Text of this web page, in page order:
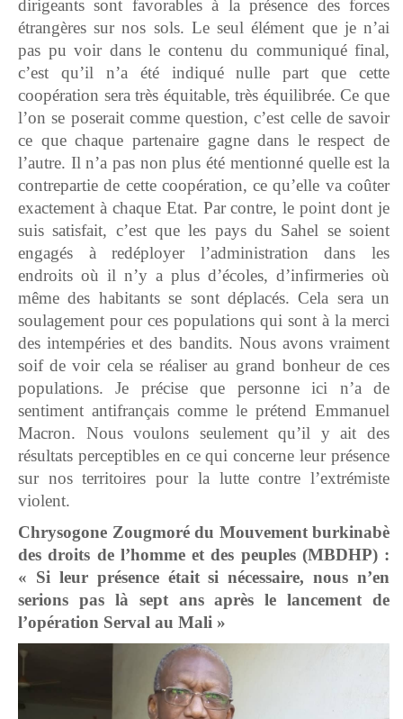
dirigeants sont favorables à la présence des forces
étrangères sur nos sols. Le seul élément que je n’ai
pas pu voir dans le contenu du communiqué final,
c’est qu’il n’a été indiqué nulle part que cette
coopération sera très équitable, très équilibrée. Ce que
l’on se poserait comme question, c’est celle de savoir
ce que chaque partenaire gagne dans le respect de
l’autre. Il n’a pas non plus été mentionné quelle est la
contrepartie de cette coopération, ce qu’elle va coûter
exactement à chaque Etat. Par contre, le point dont je
suis satisfait, c’est que les pays du Sahel se soient
engagés à redéployer l’administration dans les
endroits où il n’y a plus d’écoles, d’infirmeries où
même des habitants se sont déplacés. Cela sera un
soulagement pour ces populations qui sont à la merci
des intempéries et des bandits. Nous avons vraiment
soif de voir cela se réaliser au grand bonheur de ces
populations. Je précise que personne ici n’a de
sentiment antifrançais comme le prétend Emmanuel
Macron. Nous voulons seulement qu’il y ait des
résultats perceptibles en ce qui concerne leur présence
sur nos territoires pour la lutte contre l’extrémiste
violent.
Chrysogone Zougmoré du Mouvement burkinabè
des droits de l’homme et des peuples (MBDHP) :
« Si leur présence était si nécessaire, nous n’en
serions pas là sept ans après le lancement de
l’opération Serval au Mali »